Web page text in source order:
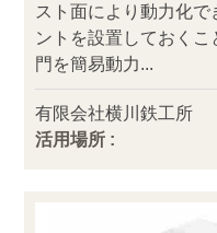
スト面により動力化
ントを設置しておく
門を簡易動力...
有限会社横川鉄工所
活用場所 :